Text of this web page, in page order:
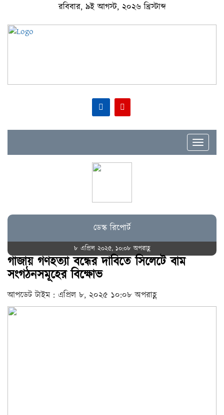
রবিবার, ৯ই আগস্ট, ২০২৬ খ্রিস্টাব্দ
Toggle
ডেস্ক রিপোর্ট
৮ এপ্রিল ২০২৫, ১০:০৮ অপরাহ্ণ
গাজায় গণহত্যা বন্ধের দাবিতে সিলেটে বাম
সংগঠনসমূহের বিক্ষোভ
আপডেট টাইম : এপ্রিল ৮, ২০২৫ ১০:০৮ অপরাহ্ণ